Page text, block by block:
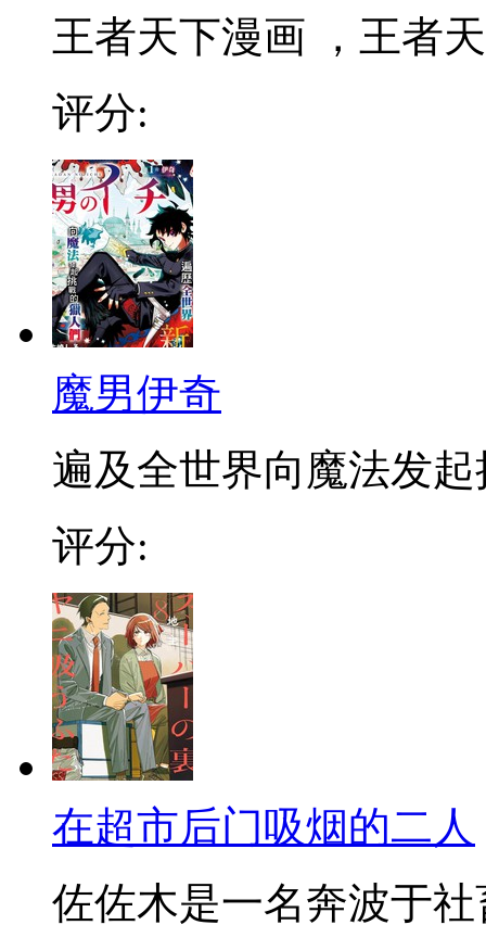
王者天下漫画 ，王者
评分:
魔男伊奇
遍及全世界向魔法发起
评分:
在超市后门吸烟的二人
佐佐木是一名奔波于社